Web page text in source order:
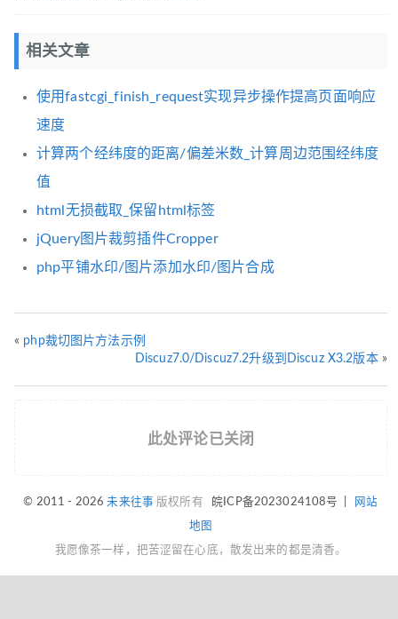
相关文章
使用fastcgi_finish_request实现异步操作提高页面响应
速度
计算两个经纬度的距离/偏差米数_计算周边范围经纬度
值
html无损截取_保留html标签
jQuery图片裁剪插件Cropper
php平铺水印/图片添加水印/图片合成
« php裁切图片方法示例
Discuz7.0/Discuz7.2升级到Discuz X3.2版本»
此处评论已关闭
© 2011 - 2026未来往事 版权所有 皖ICP备2023024108号 网站
地图
我愿像茶一样，把苦涩留在心底，散发出来的都是清香。